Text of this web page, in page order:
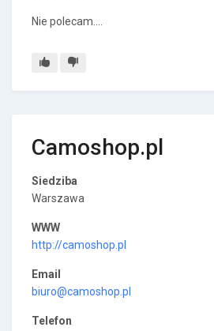
Nie polecam….
Camoshop.pl
Siedziba
Warszawa
WWW
http://camoshop.pl
Email
biuro@camoshop.pl
Telefon